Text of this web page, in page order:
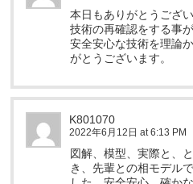
本日もありがとうござい
技術の再確認をする事
安全安心な技術を理論
がとうございます。
K801070
2022年6月12日 at 6:13 PM
図解、模型、実際と、
き、先輩との相モデル